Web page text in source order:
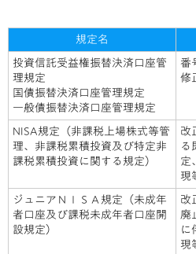
規定名
投資信託受益権振替決済口座管
理規定
国債振替決済口座管理規定
一般債振替決済口座管理規定
番
修
NISA規定（非課税上場株式等管
理、非課税累積投資及び特定非
課税累積投資に関する規定）
改
る
定
現
ジュニアＮＩＳＡ規定（未成年
者口座及び課税未成年者口座開
設規定）
改
廃
に
現